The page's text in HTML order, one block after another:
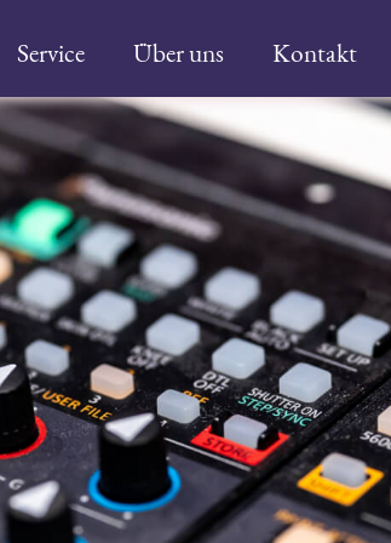
Service Über uns Kontakt